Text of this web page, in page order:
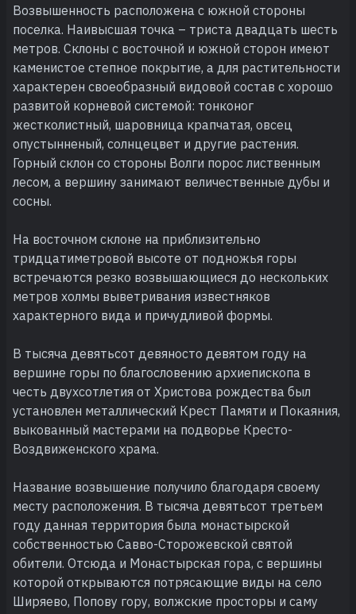
Возвышенность расположена с южной стороны
поселка. Наивысшая точка – триста двадцать шесть
метров. Склоны с восточной и южной сторон имеют
каменистое степное покрытие, а для растительности
характерен своеобразный видовой состав с хорошо
развитой корневой системой: тонконог
жестколистный, шаровница крапчатая, овсец
опустынненый, солнцецвет и другие растения.
Горный склон со стороны Волги порос лиственным
лесом, а вершину занимают величественные дубы и
сосны.
На восточном склоне на приблизительно
тридцатиметровой высоте от подножья горы
встречаются резко возвышающиеся до нескольких
метров холмы выветривания известняков
характерного вида и причудливой формы.
В тысяча девятьсот девяносто девятом году на
вершине горы по благословению архиепископа в
честь двухсотлетия от Христова рождества был
установлен металлический Крест Памяти и Покаяния,
выкованный мастерами на подворье Кресто-
Воздвиженского храма.
Название возвышение получило благодаря своему
месту расположения. В тысяча девятьсот третьем
году данная территория была монастырской
собственностью Савво-Сторожевской святой
обители. Отсюда и Монастырская гора, с вершины
которой открываются потрясающие виды на село
Ширяево, Попову гору, волжские просторы и саму